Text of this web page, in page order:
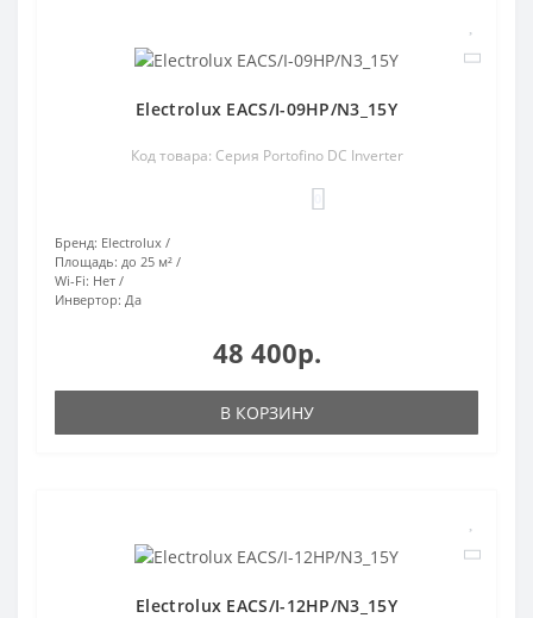
Electrolux EACS/I-09HP/N3_15Y
Код товара: Серия Portofino DC Inverter
Бренд: Electrolux
Площадь: до 25 м²
Wi-Fi: Нет
Инвертор: Да
48 400р.
В КОРЗИНУ
Electrolux EACS/I-12HP/N3_15Y